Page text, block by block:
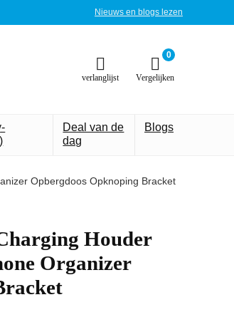
Nieuws en blogs lezen
verlanglijst
0
Vergelijken
Deal van de
dag
Blogs
Opbergdoos Opknoping Bracket
Houder
Organizer